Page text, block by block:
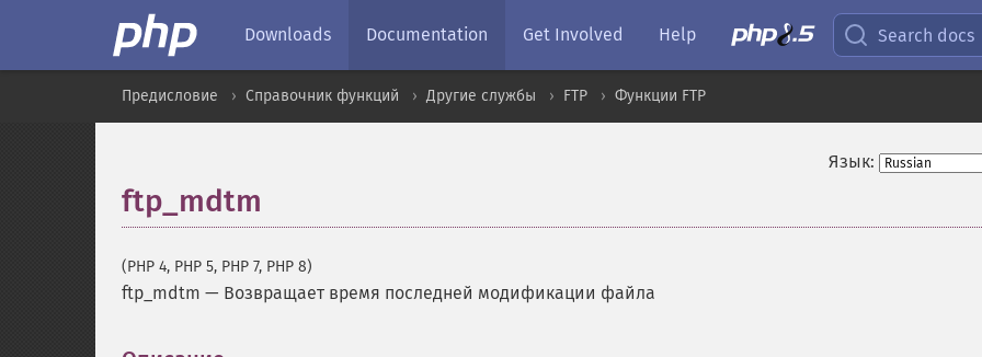
Downloads Documentation Get Involved Help Search docs
Предисловие Справочник функций Другие службы FTP Функции FTP
Язык:
ftp_mdtm
(PHP 4, PHP 5, PHP 7, PHP 8)
ftp_mdtm — Возвращает время последней модификации файла